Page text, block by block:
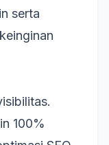
serta
100%